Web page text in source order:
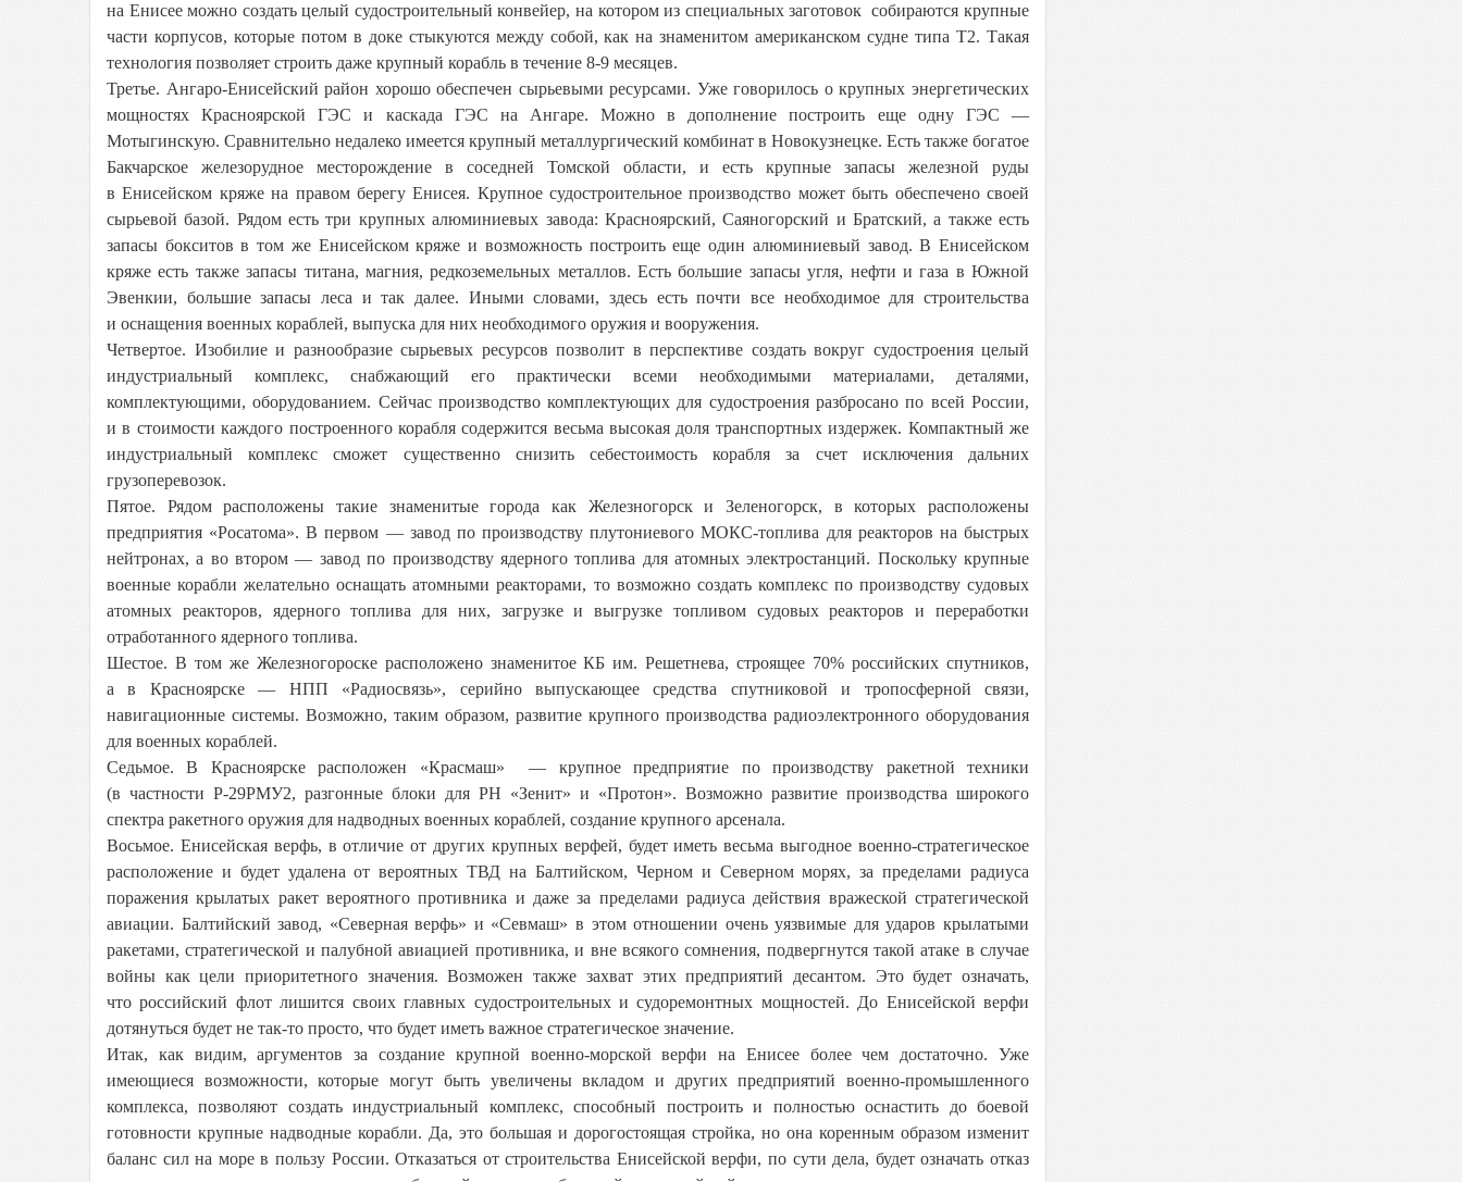
на Енисее можно создать целый судостроительный конвейер, на котором из специальных заготовок собираются крупные
части корпусов, которые потом в доке стыкуются между собой, как на знаменитом американском судне типа Т2. Такая
технология позволяет строить даже крупный корабль в течение 8-9 месяцев.
Третье. Ангаро-Енисейский район хорошо обеспечен сырьевыми ресурсами. Уже говорилось о крупных энергетических
мощностях Красноярской ГЭС и каскада ГЭС на Ангаре. Можно в дополнение построить еще одну ГЭС —
Мотыгинскую. Сравнительно недалеко имеется крупный металлургический комбинат в Новокузнецке. Есть также богатое
Бакчарское железорудное месторождение в соседней Томской области, и есть крупные запасы железной руды
в Енисейском кряже на правом берегу Енисея. Крупное судостроительное производство может быть обеспечено своей
сырьевой базой. Рядом есть три крупных алюминиевых завода: Красноярский, Саяногорский и Братский, а также есть
запасы бокситов в том же Енисейском кряже и возможность построить еще один алюминиевый завод. В Енисейском
кряже есть также запасы титана, магния, редкоземельных металлов. Есть большие запасы угля, нефти и газа в Южной
Эвенкии, большие запасы леса и так далее. Иными словами, здесь есть почти все необходимое для строительства
и оснащения военных кораблей, выпуска для них необходимого оружия и вооружения.
Четвертое. Изобилие и разнообразие сырьевых ресурсов позволит в перспективе создать вокруг судостроения целый
индустриальный комплекс, снабжающий его практически всеми необходимыми материалами, деталями,
комплектующими, оборудованием. Сейчас производство комплектующих для судостроения разбросано по всей России,
и в стоимости каждого построенного корабля содержится весьма высокая доля транспортных издержек. Компактный же
индустриальный комплекс сможет существенно снизить себестоимость корабля за счет исключения дальних
грузоперевозок.
Пятое. Рядом расположены такие знаменитые города как Железногорск и Зеленогорск, в которых расположены
предприятия «Росатома». В первом — завод по производству плутониевого МОКС-топлива для реакторов на быстрых
нейтронах, а во втором — завод по производству ядерного топлива для атомных электростанций. Поскольку крупные
военные корабли желательно оснащать атомными реакторами, то возможно создать комплекс по производству судовых
атомных реакторов, ядерного топлива для них, загрузке и выгрузке топливом судовых реакторов и переработки
отработанного ядерного топлива.
Шестое. В том же Железногороске расположено знаменитое КБ им. Решетнева, строящее 70% российских спутников,
а в Красноярске — НПП «Радиосвязь», серийно выпускающее средства спутниковой и тропосферной связи,
навигационные системы. Возможно, таким образом, развитие крупного производства радиоэлектронного оборудования
для военных кораблей.
Седьмое. В Красноярске расположен «Красмаш» — крупное предприятие по производству ракетной техники
(в частности Р-29РМУ2, разгонные блоки для РН «Зенит» и «Протон». Возможно развитие производства широкого
спектра ракетного оружия для надводных военных кораблей, создание крупного арсенала.
Восьмое. Енисейская верфь, в отличие от других крупных верфей, будет иметь весьма выгодное военно-стратегическое
расположение и будет удалена от вероятных ТВД на Балтийском, Черном и Северном морях, за пределами радиуса
поражения крылатых ракет вероятного противника и даже за пределами радиуса действия вражеской стратегической
авиации. Балтийский завод, «Северная верфь» и «Севмаш» в этом отношении очень уязвимые для ударов крылатыми
ракетами, стратегической и палубной авиацией противника, и вне всякого сомнения, подвергнутся такой атаке в случае
войны как цели приоритетного значения. Возможен также захват этих предприятий десантом. Это будет означать,
что российский флот лишится своих главных судостроительных и судоремонтных мощностей. До Енисейской верфи
дотянуться будет не так-то просто, что будет иметь важное стратегическое значение.
Итак, как видим, аргументов за создание крупной военно-морской верфи на Енисее более чем достаточно. Уже
имеющиеся возможности, которые могут быть увеличены вкладом и других предприятий военно-промышленного
комплекса, позволяют создать индустриальный комплекс, способный построить и полностью оснастить до боевой
готовности крупные надводные корабли. Да, это большая и дорогостоящая стройка, но она коренным образом изменит
баланс сил на море в пользу России. Отказаться от строительства Енисейской верфи, по сути дела, будет означать отказ